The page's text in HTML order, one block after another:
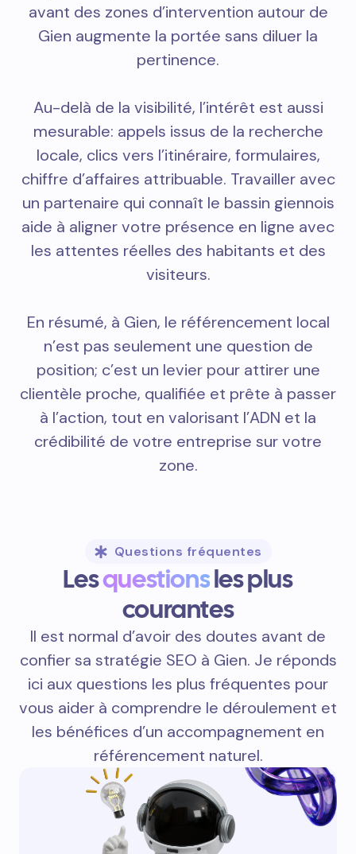
avant des zones d’intervention autour de
Gien augmente la portée sans diluer la
pertinence.
Au-delà de la visibilité, l’intérêt est aussi
mesurable: appels issus de la recherche
locale, clics vers l’itinéraire, formulaires,
chiffre d’affaires attribuable. Travailler avec
un partenaire qui connaît le bassin giennois
aide à aligner votre présence en ligne avec
les attentes réelles des habitants et des
visiteurs.
En résumé, à Gien, le référencement local
n’est pas seulement une question de
position; c’est un levier pour attirer une
clientèle proche, qualifiée et prête à passer
à l’action, tout en valorisant l’ADN et la
crédibilité de votre entreprise sur votre
zone.
Questions fréquentes
Lesquestionsles plus
courantes
Il est normal d’avoir des doutes avant de
confier sa stratégie SEO à Gien. Je réponds
ici aux questions les plus fréquentes pour
vous aider à comprendre le déroulement et
les bénéfices d’un accompagnement en
référencement naturel.